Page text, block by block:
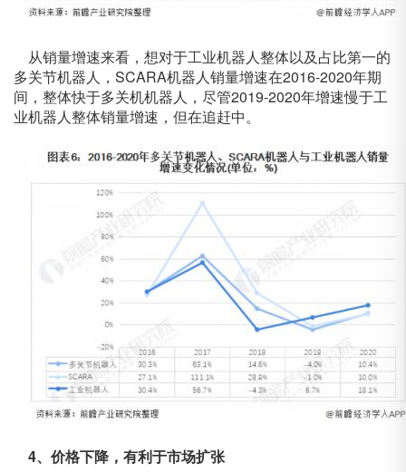
从销量增速来看，想对于工业机器人整体以及占比第一的
多关节机器人，SCARA机器人销量增速在2016-2020年期
间，整体快于多关机机器人，尽管2019-2020年增速慢于工
业机器人整体销量增速，但在追赶中。
4、价格下降，有利于市场扩张